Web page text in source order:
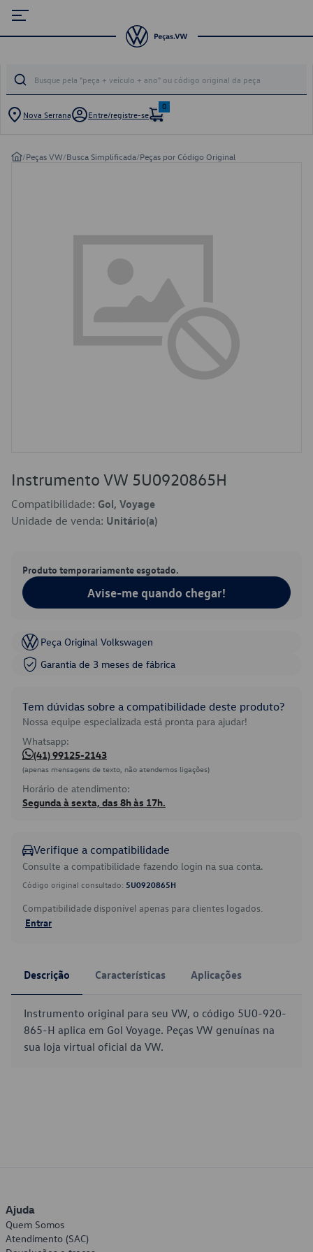
Nova Serrana Entre/registre-se
0
/Peças VW/Busca Simplificada/Peças por Código Original
Instrumento VW 5U0920865H
Compatibilidade: Gol, Voyage
Unidade de venda: Unitário(a)
Produto temporariamente esgotado.
Avise-me quando chegar!
Peça Original Volkswagen
Garantia de 3 meses de fábrica
Tem dúvidas sobre a compatibilidade deste produto?
Nossa equipe especializada está pronta para ajudar!
Whatsapp:
(41) 99125-2143
(apenas mensagens de texto, não atendemos ligações)
Horário de atendimento:
Segunda à sexta, das 8h às 17h.
Verifique a compatibilidade
Consulte a compatibilidade fazendo login na sua conta.
Código original consultado: 5U0920865H
Compatibilidade disponível apenas para clientes logados.
Entrar
Descrição Características Aplicações
Instrumento original para seu VW, o código 5U0-920-
865-H aplica em Gol Voyage. Peças VW genuínas na
sua loja virtual oficial da VW.
Ajuda
Quem Somos
Atendimento (SAC)